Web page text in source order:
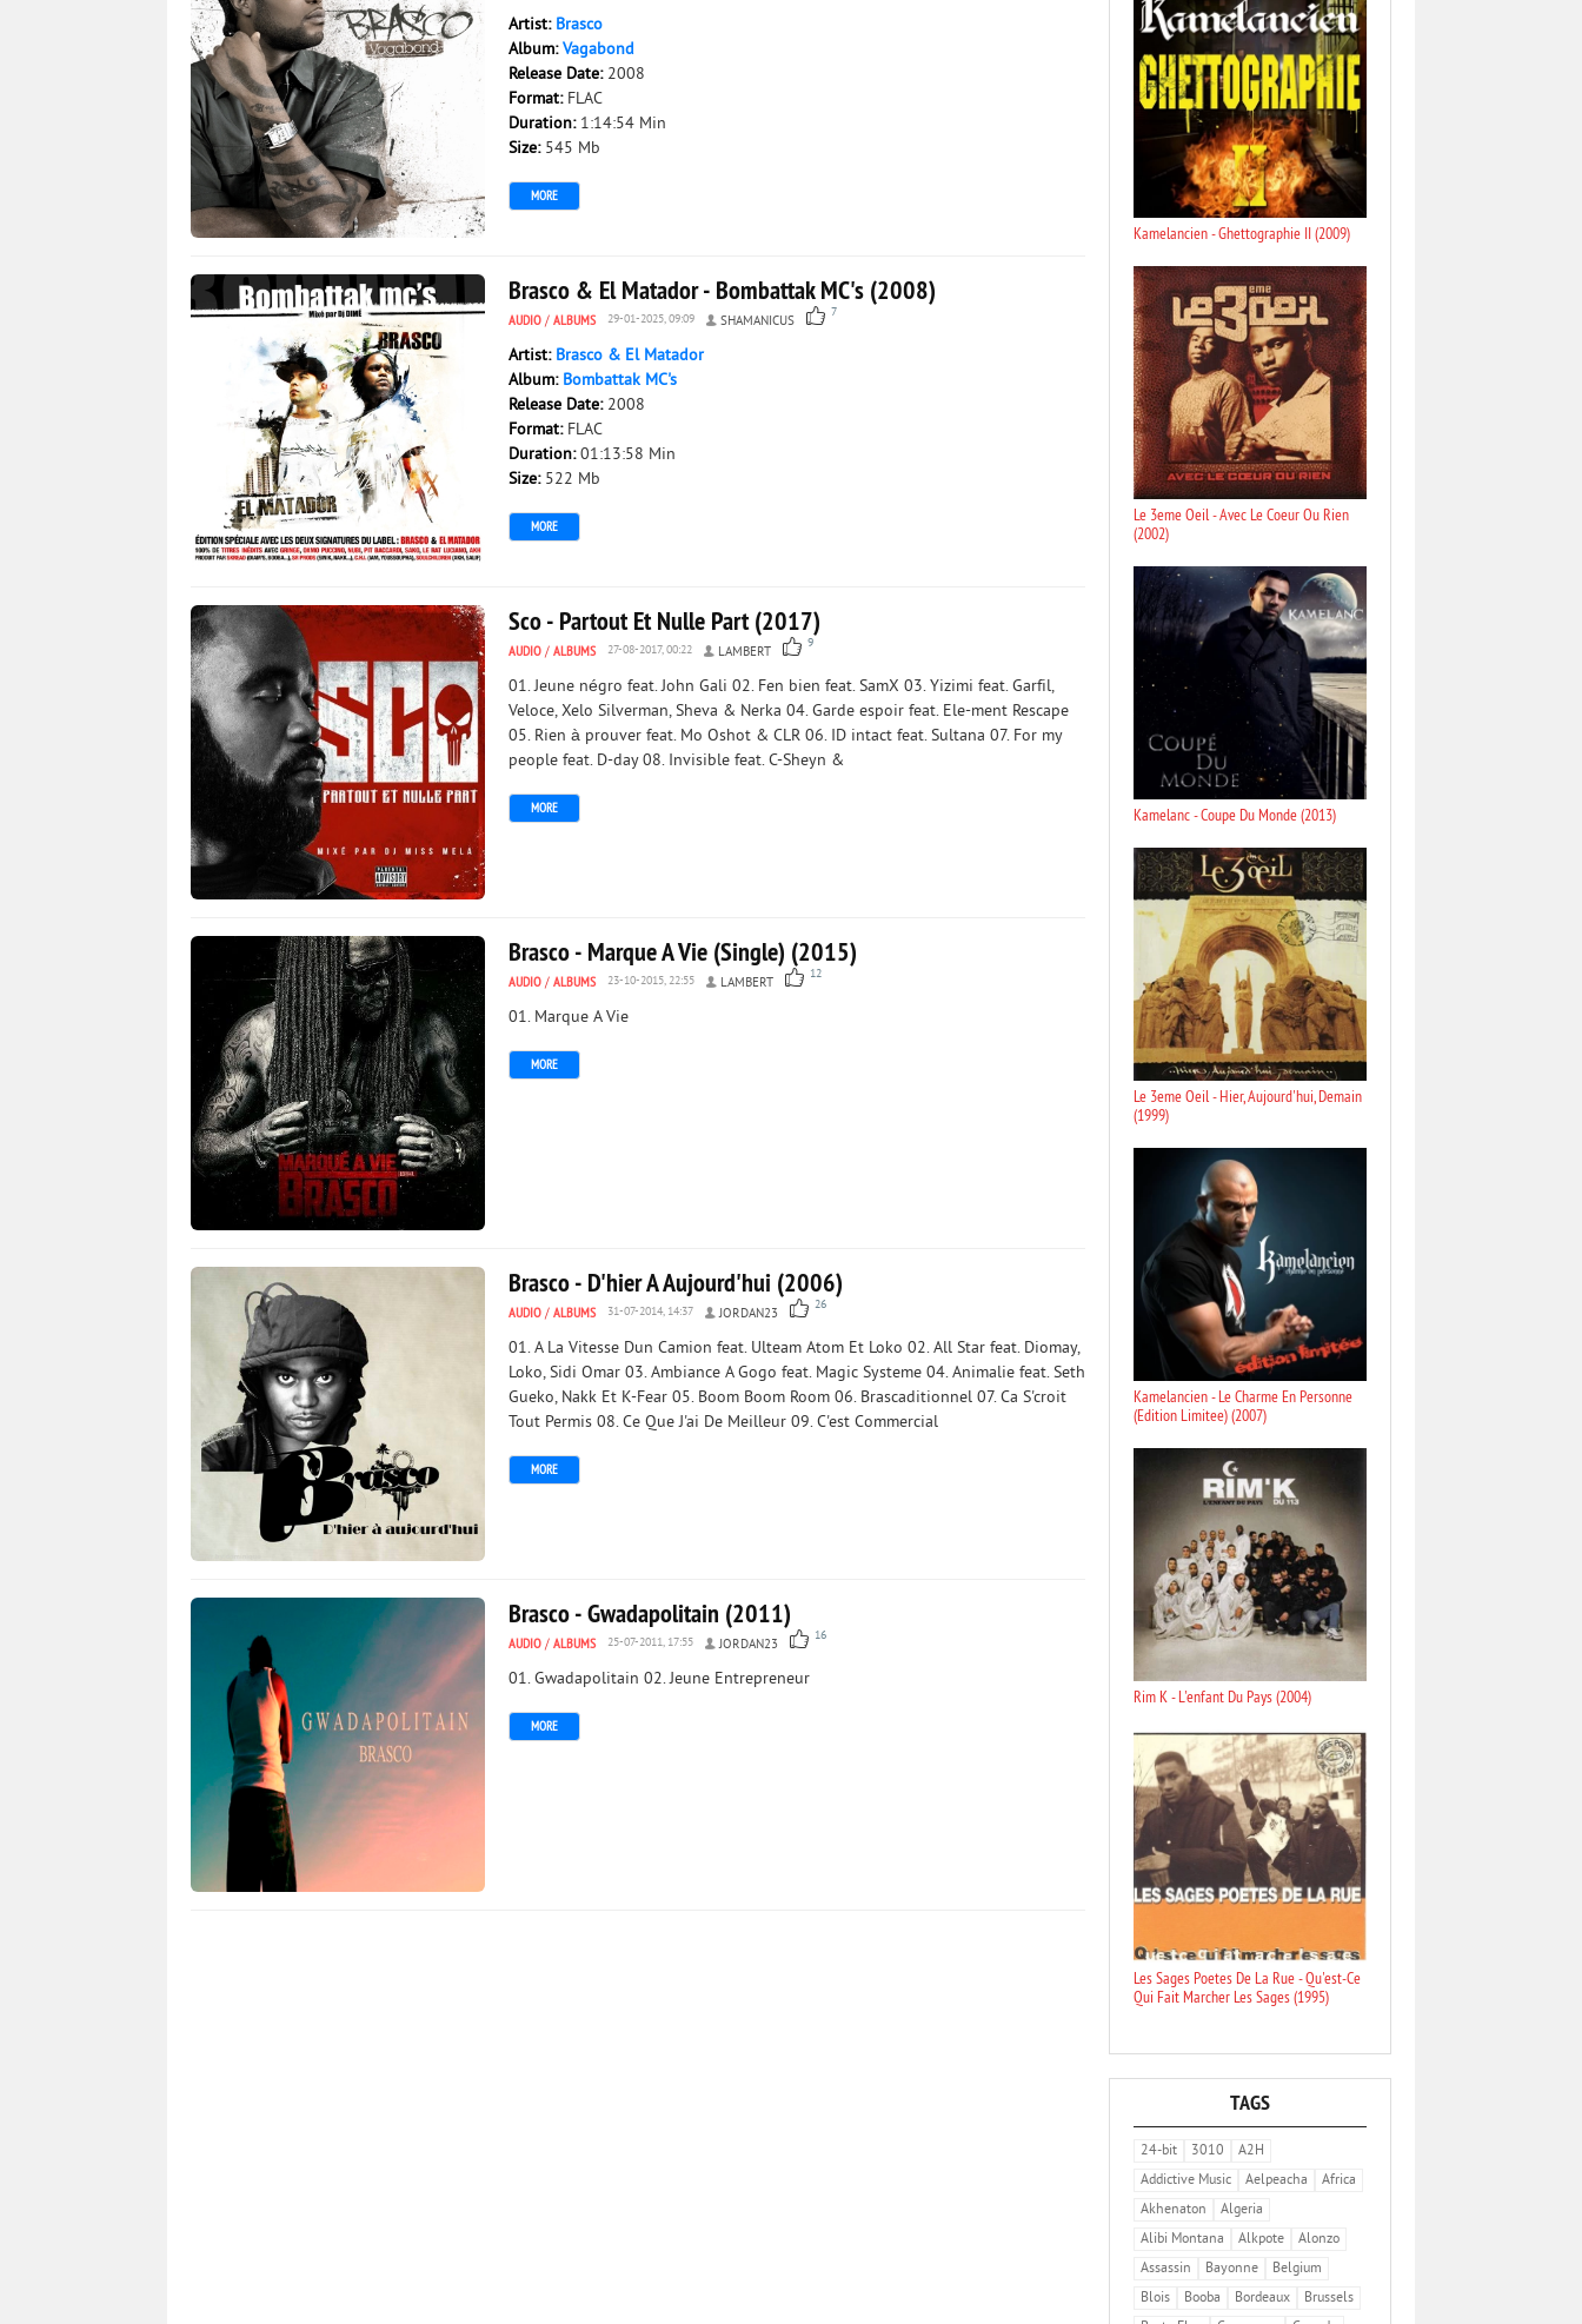
Artist: Brasco
Album:Vagabond
Release Date: 2008
Format: FLAC
Duration: 1:14:54 Min
Size: 545 Mb
MORE
Brasco & El Matador - Bombattak MC's (2008)
AUDIO / ALBUMS 29-01-2025, 09:09 SHAMANICUS
7
Artist: Brasco & El Matador
Album: Bombattak MC's
Release Date: 2008
Format: FLAC
Duration:01:13:58 Min
Size: 522 Mb
MORE
Sco - Partout Et Nulle Part (2017)
AUDIO / ALBUMS 27-08-2017, 00:22 LAMBERT
9
01. Jeune négro feat. John Gali 02. Fen bien feat. SamX 03. Yizimi feat. Garfil,
Veloce, Xelo Silverman, Sheva & Nerka 04. Garde espoir feat. Ele-ment Rescape
05. Rien à prouver feat. Mo Oshot & CLR 06. ID intact feat. Sultana 07. For my
people feat. D-day 08. Invisible feat. C-Sheyn &
MORE
Brasco - Marque A Vie (Single) (2015)
AUDIO / ALBUMS 23-10-2015, 22:55 LAMBERT
12
01. Marque A Vie
MORE
Brasco - D'hier A Aujourd'hui (2006)
AUDIO / ALBUMS 31-07-2014, 14:37 JORDAN23
26
01. A La Vitesse Dun Camion feat. Ulteam Atom Et Loko 02. All Star feat. Diomay,
Loko, Sidi Omar 03. Ambiance A Gogo feat. Magic Systeme 04. Animalie feat. Seth
Gueko, Nakk Et K-Fear 05. Boom Boom Room 06. Brascaditionnel 07. Ca S'croit
Tout Permis 08. Ce Que J'ai De Meilleur 09. C'est Commercial
MORE
Brasco - Gwadapolitain (2011)
AUDIO / ALBUMS 25-07-2011, 17:55 JORDAN23
16
01. Gwadapolitain 02. Jeune Entrepreneur
MORE
Kamelancien - Ghettographie II (2009)
Le 3eme Oeil - Avec Le Coeur Ou Rien
(2002)
Kamelanc - Coupe Du Monde (2013)
Le 3eme Oeil - Hier, Aujourd'hui, Demain
(1999)
Kamelancien - Le Charme En Personne
(Edition Limitee) (2007)
Rim K - L'enfant Du Pays (2004)
Les Sages Poetes De La Rue - Qu'est-Ce
Qui Fait Marcher Les Sages (1995)
TAGS
24-bit 3010
A2H
Addictive Music
Aelpeacha
Africa
Akhenaton
Algeria
Alibi Montana
Alkpote
Alonzo
Assassin
Bayonne
Belgium
Blois
Booba Bordeaux
Brussels